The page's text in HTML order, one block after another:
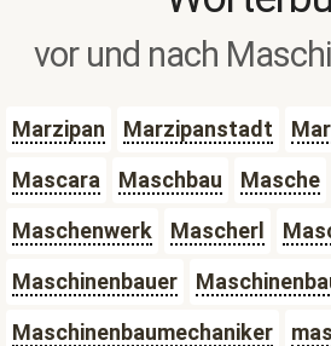
vor und nach
Marzipan Marzipanstadt
Mascara
Maschbau Masche
Maschenwerk
Mascherl
Maschinenbauer
Maschinenbaumechaniker